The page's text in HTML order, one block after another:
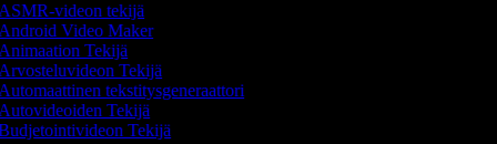
videon tekijä
Video Maker
Tekijä
Tekijä
tekstitysgeneraattori
Tekijä
Tekijä